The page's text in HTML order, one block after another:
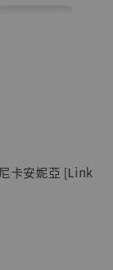
卡安妮亞 [Link